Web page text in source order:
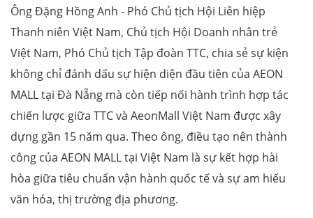
Ông Đặng Hồng Anh - Phó Chủ tịch Hội Liên hiệp
Thanh niên Việt Nam, Chủ tịch Hội Doanh nhân trẻ
Việt Nam, Phó Chủ tịch Tập đoàn TTC, chia sẻ sự kiện
không chỉ đánh dấu sự hiện diện đầu tiên của AEON
MALL tại Đà Nẵng mà còn tiếp nối hành trình hợp tác
chiến lược giữa TTC và AeonMall Việt Nam được xây
dựng gần 15 năm qua. Theo ông, điều tạo nên thành
công của AEON MALL tại Việt Nam là sự kết hợp hài
hòa giữa tiêu chuẩn vận hành quốc tế và sự am hiểu
văn hóa, thị trường địa phương.